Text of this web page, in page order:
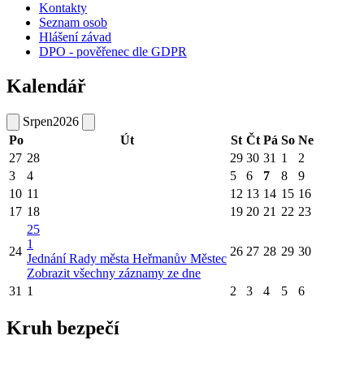
Kontakty
Seznam osob
Hlášení závad
DPO - pověřenec dle GDPR
Kalendář
Srpen2026
Po
Út St Čt Pá So Ne
27 28 29 30 31 1
2
3
4 5 6 7 8
9
10 11 12 13 14 15 16
17 18 19 20 21 22 23
24
25
1
Jednání Rady města Heřmanův Městec
Zobrazit všechny záznamy ze dne
26 27 28 29 30
31 1 2 3 4 5 6
Kruh bezpečí